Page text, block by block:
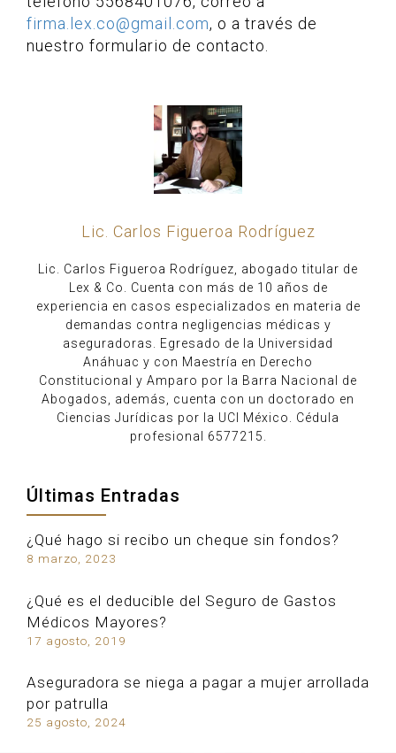
firma.lex.co@gmail.com, o a través de
nuestro formulario de contacto.
Lic. Carlos Figueroa Rodríguez
Lic. Carlos Figueroa Rodríguez, abogado titular de
Lex & Co. Cuenta con más de 10 años de
experiencia en casos especializados en materia de
demandas contra negligencias médicas y
aseguradoras. Egresado de la Universidad
Anáhuac y con Maestría en Derecho
Constitucional y Amparo por la Barra Nacional de
Abogados, además, cuenta con un doctorado en
Ciencias Jurídicas por la UCI México. Cédula
profesional 6577215.
Últimas Entradas
¿Qué hago si recibo un cheque sin fondos?
8 marzo, 2023
¿Qué es el deducible del Seguro de Gastos
Médicos Mayores?
17 agosto, 2019
Aseguradora se niega a pagar a mujer arrollada
por patrulla
25 agosto, 2024